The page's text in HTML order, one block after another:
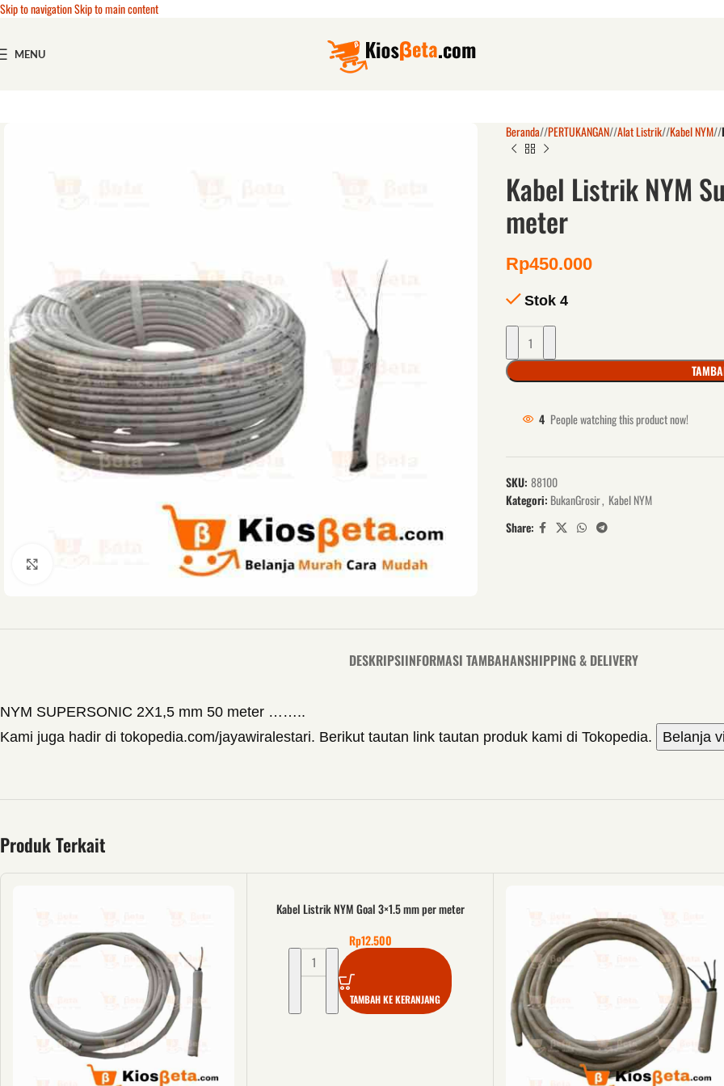
Skip to navigationSkip to main content
MENU
Beranda/ PERTUKANGAN/ Alat Listrik/ Kabel NYM/
Kabel Listrik NYM
meter
Rp450.000
Stok 4
4 People watching this product now!
SKU: 88100
Kategori: BukanGrosir, Kabel NYM
Share:
DESKRIPSIINFORMASI TAMBAHANSHIPPING & DELIVERY
NYM SUPERSONIC 2X1,5 mm 50 meter ……..
Kami juga hadir di tokopedia.com/jayawiralestari. Berikut tautan link tautan produk kami di Tokopedia.
Belanja
Produk Terkait
Kabel Listrik NYM Goal 3×1.5 mm per meter
Rp12.500
TAMBAH KE KERANJANG